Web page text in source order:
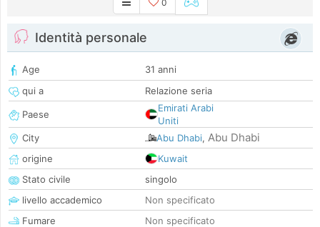
0
Identità personale
Age
31 anni
qui a
Relazione seria
Paese
Emirati Arabi
Uniti
City
Abu Dhabi, Abu Dhabi
origine
Kuwait
Stato civile
singolo
livello accademico
Non specificato
Fumare
Non specificato